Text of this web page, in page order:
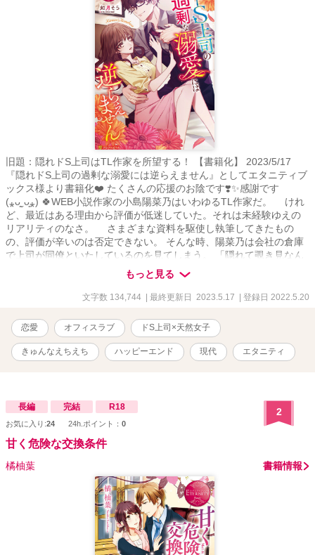
旧題：隠れドS上司はTL作家を所望する！ 【書籍化】 2023/5/17
『隠れドS上司の過剰な溺愛には逆らえません』としてエタニティブ
ックス様より書籍化❤️ たくさんの応援のお陰です❣️✨感謝です
(⁎ᴗ͈ˬᴗ͈⁎) 🍀WEB小説作家の小島陽菜乃はいわゆるTL作家だ。 けれ
ど、最近はある理由から評価が低迷していた。それは未経験ゆえの
リアリティのなさ。 さまざまな資料を駆使し執筆してきたもの
の、評価が辛いのは否定できない。 そんな時、陽菜乃は会社の倉庫
で上司が同僚といたしているのを見てしまう。 「隠れて覗き見なん
てしてたら、興奮しないか？」 真面目そうな上司だと思っていた
のに︎!! ……でもちょっと待って。 こんなに慣れているのなら教えて
もらえばいいんじゃないの!? けれど上司の森野英は慣れているな
手な方は避けてくださいね。（えちえち多めなんですけど、可愛く
てきゅんなえちを目指しました✨） ※くれぐれも！くれぐれもフィ
クションです‼️( •̀ω•́ )✧ ※感想欄がネタバレありとなっておりますの
で注意⚠️です。感想は大歓迎です❣️ありがとうございます(*ᴗˬᴗ)💕
もっと見る
文字数 134,744 | 最終更新日 2023.5.17 | 登録日 2022.5.20
恋愛 オフィスラブ ドS上司×天然女子
きゅんなえちえち ハッピーエンド 現代 エタニティ
長編 完結 R18
お気に入り:24 24h.ポイント： 0
2
甘く危険な交換条件
橘柚葉 書籍情報